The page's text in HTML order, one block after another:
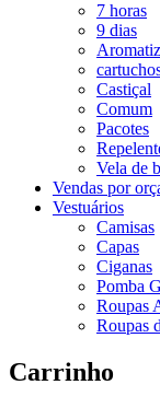
7 horas
9 dias
Castiçal
Comum
Pacotes
Vela de
Vendas por
Vestuários
Camisas
Capas
Ciganas
Pomba
Roupas
Roupas
Carrinho